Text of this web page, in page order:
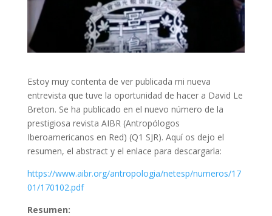
Estoy muy contenta de ver publicada mi nueva
entrevista que tuve la oportunidad de hacer a David Le
Breton. Se ha publicado en el nuevo número de la
prestigiosa revista AIBR (Antropólogos
Iberoamericanos en Red) (Q1 SJR). Aquí os dejo el
resumen, el abstract y el enlace para descargarla:
https://www.aibr.org/antropologia/netesp/numeros/17
01/170102.pdf
Resumen: